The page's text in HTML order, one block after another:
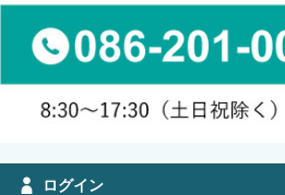
ログイン